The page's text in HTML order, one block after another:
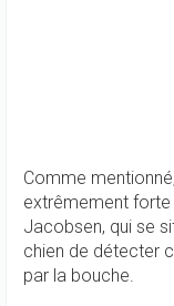
Comme
extrêmement forte
Jacobsen, qui se
chien de détecter
par la bouche.